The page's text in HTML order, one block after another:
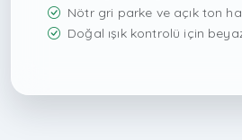
Nötr gri parke ve açık ton
Doğal ışık kontrolü için